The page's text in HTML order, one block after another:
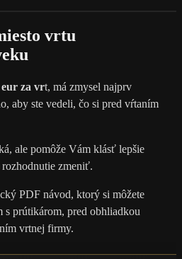
vrtu
eur za vrt, má zmysel najprv
aby ste vedeli, čo si pred vŕtaním
ale pomôže Vám klásť lepšie
rozhodnutie zmeniť.
PDF návod, ktorý si môžete
s prútikárom, pred obhliadkou
vrtnej firmy.